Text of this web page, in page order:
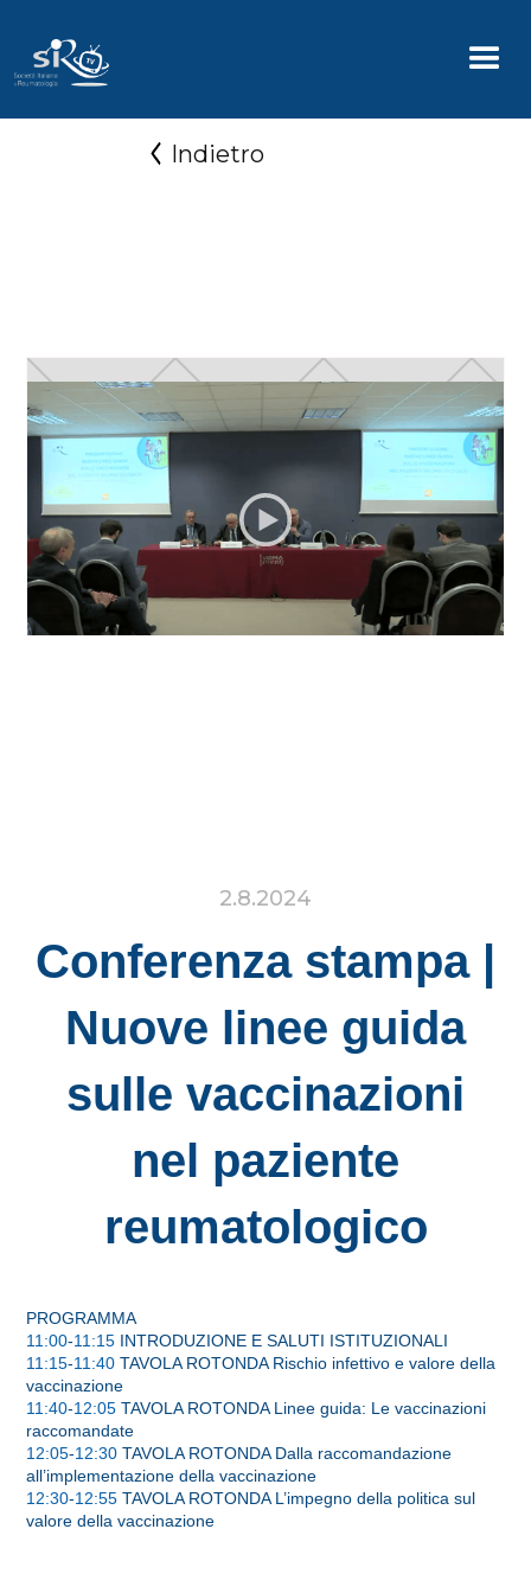
Indietro
2.8.2024
Conferenza stampa |
Nuove linee guida
sulle vaccinazioni
nel paziente
reumatologico
PROGRAMMA
11:00-11:15 INTRODUZIONE E SALUTI ISTITUZIONALI
11:15-11:40 TAVOLA ROTONDA Rischio infettivo e valore della
vaccinazione
11:40-12:05 TAVOLA ROTONDA Linee guida: Le vaccinazioni
raccomandate
12:05-12:30 TAVOLA ROTONDA Dalla raccomandazione
all’implementazione della vaccinazione
12:30-12:55 TAVOLA ROTONDA L’impegno della politica sul
valore della vaccinazione